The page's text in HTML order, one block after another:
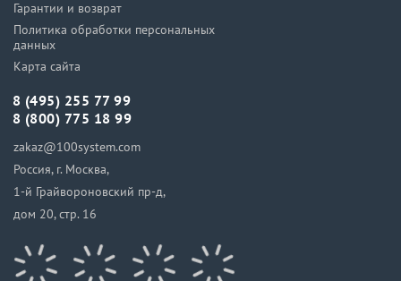
Гарантии и возврат
Политика обработки персональных
данных
Карта сайта
8 (495) 255 77 99
8 (800) 775 18 99
zakaz@100system.com
Россия, г. Москва,
1-й Грайвороновский пр-д,
дом 20, стр. 16